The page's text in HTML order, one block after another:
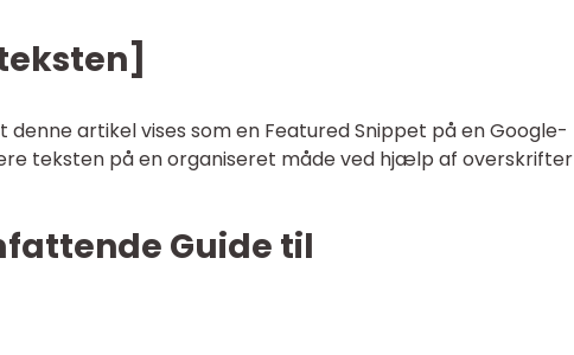
denne artikel vises som en Featured Snippet på en Google-
teksten på en organiseret måde ved hjælp af overskrifter
Guide til